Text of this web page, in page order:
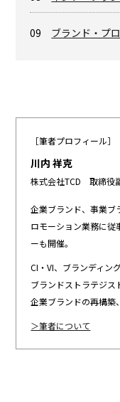
09 ブランド・プ
［筆者プロフィール］
川内 祥克
株式会社TCD 取締役
企業ブランド、事業ブ
ロモーション業務に
ーも開催。
CI・VI、ブランディ
ブランドストラテジス
企業ブランドの再構築
＞筆者について